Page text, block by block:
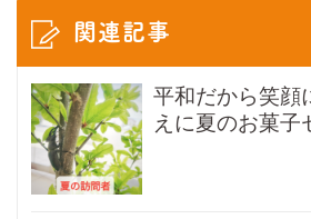
関連記事
平和だから笑顔
えに夏のお菓子